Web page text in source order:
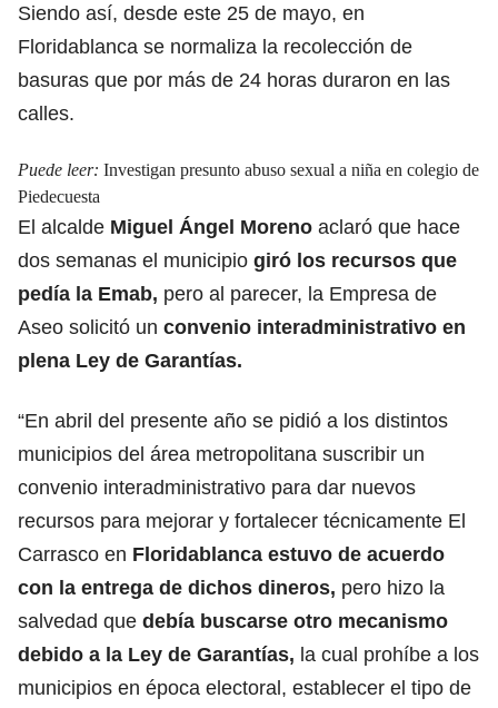
Siendo así, desde este 25 de mayo, en
Floridablanca se normaliza la recolección de
basuras que por más de 24 horas duraron en las
calles.
Puede leer: Investigan presunto abuso sexual a niña en colegio de
Piedecuesta
El alcalde Miguel Ángel Moreno aclaró que hace
dos semanas el municipio giró los recursos que
pedía la Emab, pero al parecer, la Empresa de
Aseo solicitó un convenio interadministrativo en
plena Ley de Garantías.
“En abril del presente año se pidió a los distintos
municipios del área metropolitana suscribir un
convenio interadministrativo para dar nuevos
recursos para mejorar y fortalecer técnicamente El
Carrasco en Floridablanca estuvo de acuerdo
con la entrega de dichos dineros, pero hizo la
salvedad que debía buscarse otro mecanismo
debido a la Ley de Garantías, la cual prohíbe a los
municipios en época electoral, establecer el tipo de